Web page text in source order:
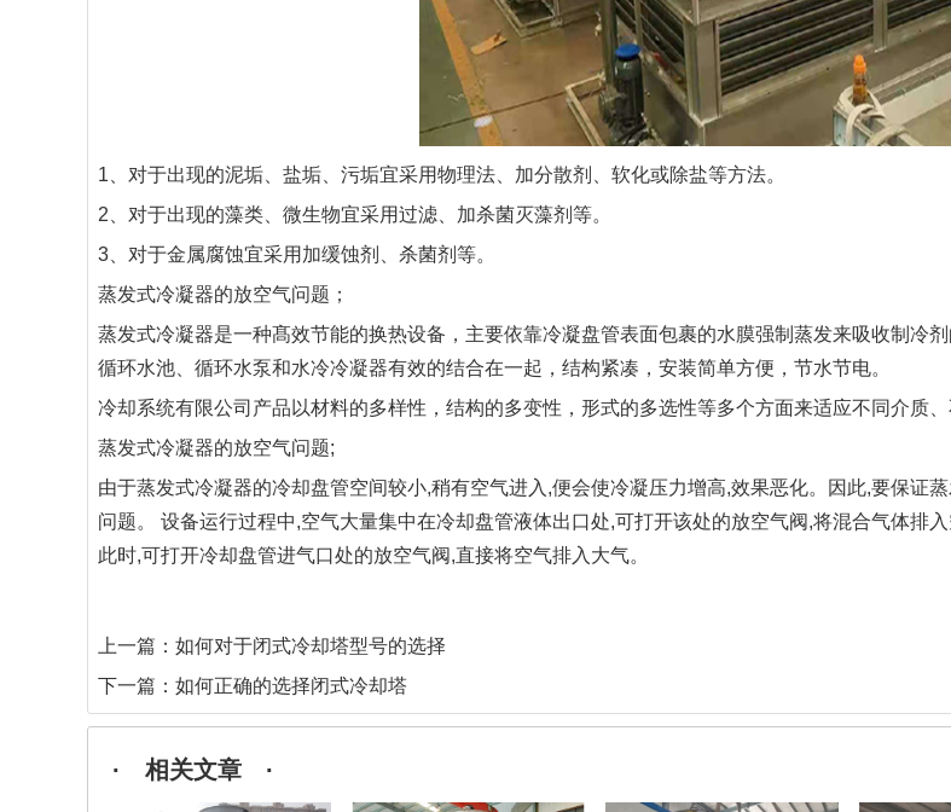
1、对于出现的泥垢、盐垢、污垢宜采用物理法、加分散剂、软化或除盐等方法。
2、对于出现的藻类、微生物宜采用过滤、加杀菌灭藻剂等。
3、对于金属腐蚀宜采用加缓蚀剂、杀菌剂等。
蒸发式冷凝器的放空气问题；
蒸发式冷凝器是一种髙效节能的换热设备，主要依靠冷凝盘管表面包裹的水膜强制蒸发来吸收制冷
循环水池、循环水泵和水冷冷凝器有效的结合在一起，结构紧凑，安装简单方便，节水节电。
冷却系统有限公司产品以材料的多样性，结构的多变性，形式的多选性等多个方面来适应不同介质
蒸发式冷凝器的放空气问题;
由于蒸发式冷凝器的冷却盘管空间较小,稍有空气进入,便会使冷凝压力增高,效果恶化。因此,要保证
问题。 设备运行过程中,空气大量集中在冷却盘管液体出口处,可打开该处的放空气阀,将混合气体排
此时,可打开冷却盘管进气口处的放空气阀,直接将空气排入大气。
上一篇： 如何对于闭式冷却塔型号的选择
下一篇： 如何正确的选择闭式冷却塔
· 相关文章 ·